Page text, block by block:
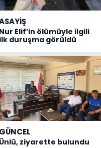
Nur Elif’in ölümüyle ilgili
ilk duruşma görüldü
GÜNCEL
Ünlü, ziyarette bulundu